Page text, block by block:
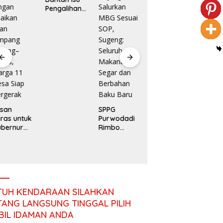
untuk
11
Siap
Pengalihan
SPPG
Purwodadi
Rimbo
Makanan
Segar dan
Berbahan
TNI
KENDARAAN SILAHKAN
LANGSUNG TINGGAL PILIH
IDAMAN ANDA